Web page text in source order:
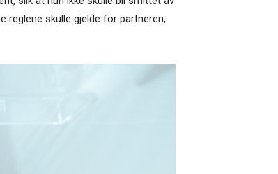
reglene skulle gjelde for partneren,